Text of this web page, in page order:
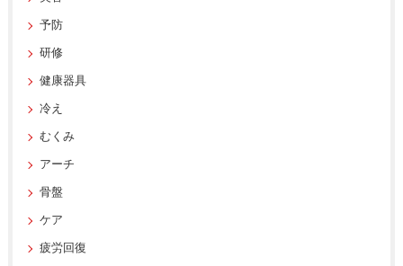
予防
研修
健康器具
冷え
むくみ
アーチ
骨盤
ケア
疲労回復